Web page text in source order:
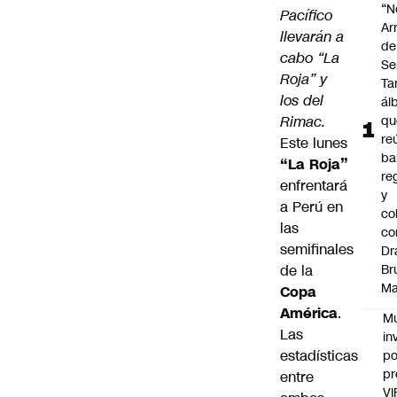
Pacífico
llevarán a
cabo “La
Roja” y
los del
Rimac.
Este lunes
“La Roja”
enfrentará
a Perú en
las
semifinales
de la
Copa
América.
Las
estadísticas
entre
de
y